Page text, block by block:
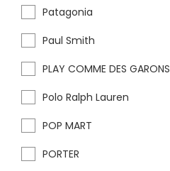
Patagonia
Paul Smith
PLAY COMME DES GARONS
Polo Ralph Lauren
POP MART
PORTER